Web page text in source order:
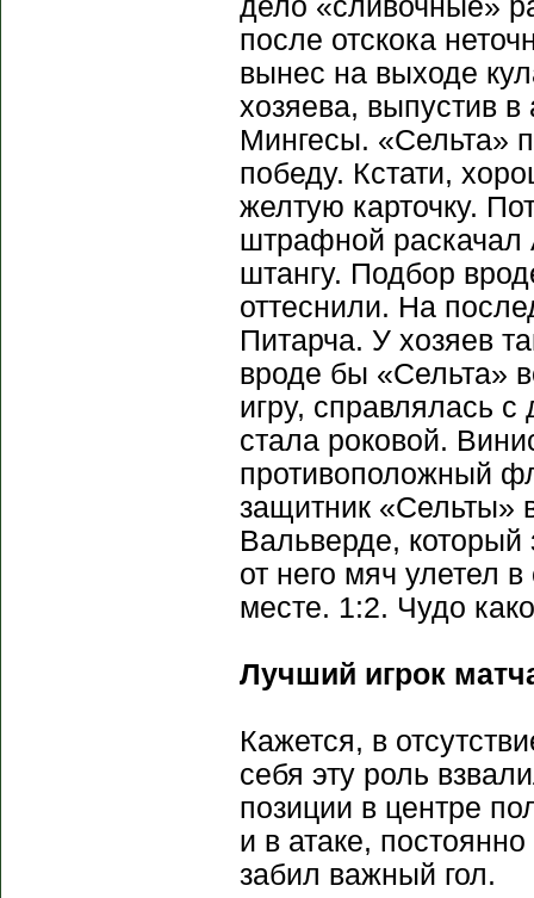
дело «сливочные»
после отскока
вынес на выходе
хозяева, выпустив
Мингесы. «Сельта»
победу. Кстати,
желтую карточку.
штрафной раскачал
штангу. Подбор
оттеснили. На
Питарча. У хозяев
вроде бы «Сельта»
игру, справлялась
стала роковой.
противоположный
защитник «Сельты»
Вальверде, который
от него мяч улетел
месте. 1:2. Чудо
Лучший игрок
Кажется, в
себя эту роль
позиции в центре
и в атаке,
забил важный гол.